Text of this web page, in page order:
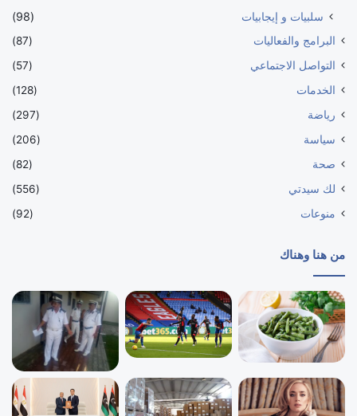
سلبيات و إيجابيات
(98)
البرامج والفعاليات
(87)
التواصل الاجتماعي
(57)
الخدمات
(128)
رياضة
(297)
سياسة
(206)
صحة
(82)
لك سيدتي
(556)
منوعات
(92)
من هنا وهناك